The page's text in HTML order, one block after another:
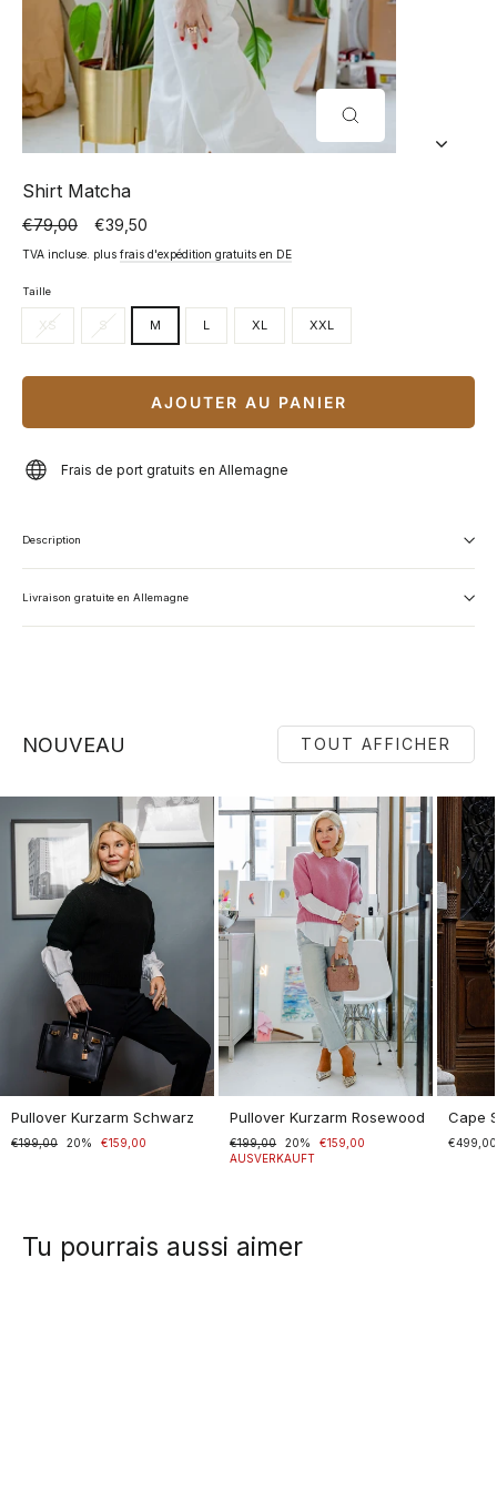
FERMER
(ESC)
Shirt Matcha
Prix
normal
€79,00
Prix
spécial
€39,50
TVA incluse. plus frais d'expédition gratuits en DE
Taille
XS S M L XL XXL
AJOUTER AU PANIER
Frais de port gratuits en Allemagne
Description
Livraison gratuite en Allemagne
NOUVEAU TOUT AFFICHER
Pullover Kurzarm Schwarz
Normaler
€199,00
Sonderpreis20% €159,00
Pullover Kurzarm Rosewood
Normaler
Preis
€199,00
Sonderpreis20%
€159,00
AUSVERKAUFT
Cape
€499,00
Tu pourrais aussi aimer